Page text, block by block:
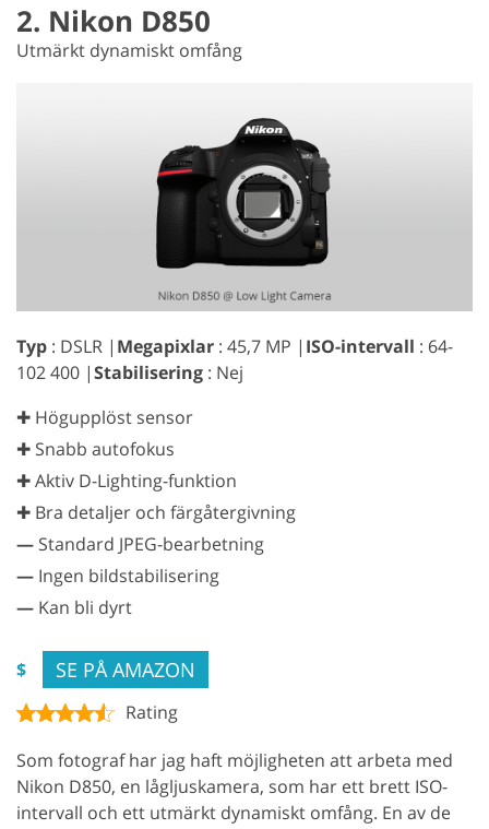
2. Nikon D850
Utmärkt dynamiskt omfång
Typ : DSLR | Megapixlar : 45,7 MP | ISO-intervall : 64-
102 400 |Stabilisering : Nej
✚ Högupplöst sensor
✚ Snabb autofokus
✚ Aktiv D-Lighting-funktion
✚ Bra detaljer och färgåtergivning
— Standard JPEG-bearbetning
— Ingen bildstabilisering
— Kan bli dyrt
$ SE PÅ AMAZON
Rating
Som fotograf har jag haft möjligheten att arbeta med
Nikon D850, en lågljuskamera, som har ett brett ISO-
intervall och ett utmärkt dynamiskt omfång. En av de